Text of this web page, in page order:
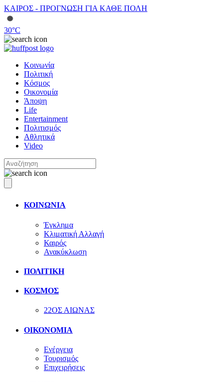
ΚΑΙΡΟΣ - ΠΡΟΓΝΩΣΗ ΓΙΑ ΚΑΘΕ ΠΟΛΗ
30°C
Κοινωνία
Πολιτική
Κόσμος
Οικονομία
Άποψη
Life
Entertainment
Πολιτισμός
Αθλητικά
Video
ΚΟΙΝΩΝΙΑ
Έγκλημα
Κλιματική Αλλαγή
Καιρός
Ανακύκλωση
ΠΟΛΙΤΙΚΗ
ΚΟΣΜΟΣ
22ΟΣ ΑΙΩΝΑΣ
ΟΙΚΟΝΟΜΙΑ
Ενέργεια
Τουρισμός
Επιχειρήσεις